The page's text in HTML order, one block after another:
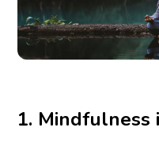
1. Mindfulness